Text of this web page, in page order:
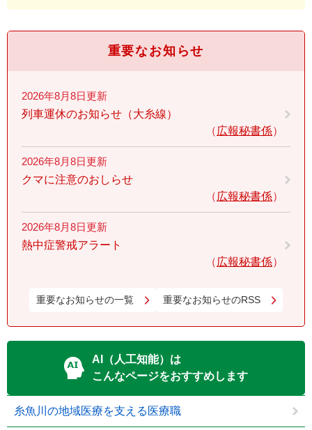
重要なお知らせ
2026年8月8日更新
列車運休のお知らせ（大糸線）
広報秘書係
2026年8月8日更新
クマに注意のおしらせ
広報秘書係
2026年8月8日更新
熱中症警戒アラート
広報秘書係
重要なお知らせの一覧 重要なお知らせのRSS
AI（人工知能）は
こんなページをおすすめします
糸魚川の地域医療を支える医療職